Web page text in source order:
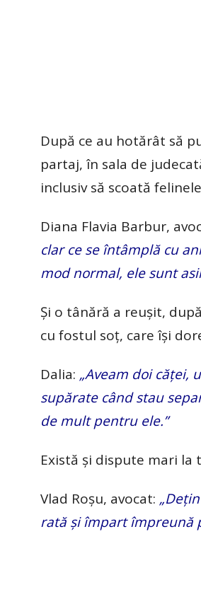
După ce au hotărât să
partaj, în sala de
inclusiv să scoată
Diana Flavia Barbur,
clar ce se întâmplă cu
mod normal, ele sunt
Și o tânără a reușit,
cu fostul soț, care își
Dalia: „Aveam doi căței,
supărate când stau
de mult pentru ele.”
Există și dispute mari
Vlad Roșu, avocat:
rată și împart împreună